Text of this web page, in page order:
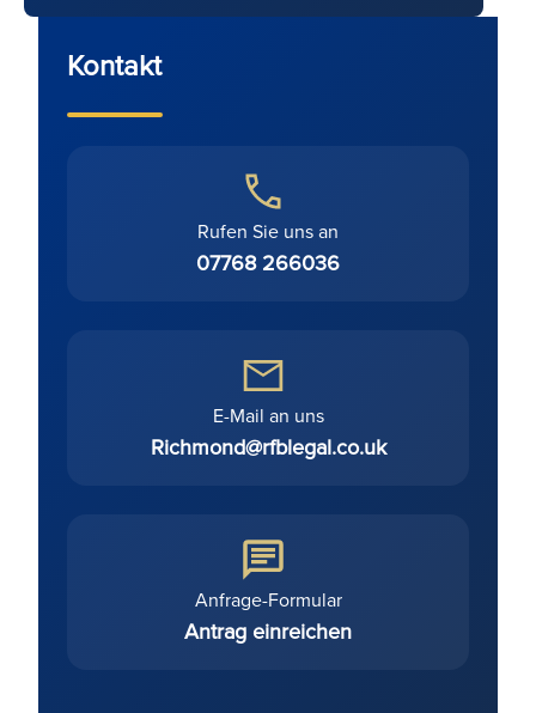
Kontakt
Rufen Sie uns an
07768 266036
E-Mail an uns
Richmond@rfblegal.co.uk
Anfrage-Formular
Antrag einreichen